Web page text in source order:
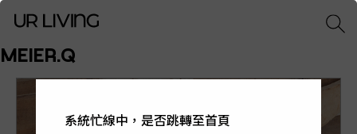
MEIER.Q
系統忙線中，是否跳轉至首頁
系統忙線中，是否跳轉至首頁
系統忙線中，是否跳轉至首頁
系統忙線中，是否跳轉至首頁
系統忙線中，是否跳轉至首頁